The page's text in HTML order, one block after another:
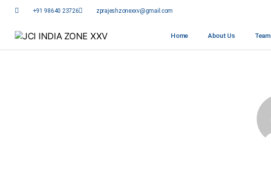
+91 98640 23726 zprajeshzonexxv@gmail.com
Home About Us Team